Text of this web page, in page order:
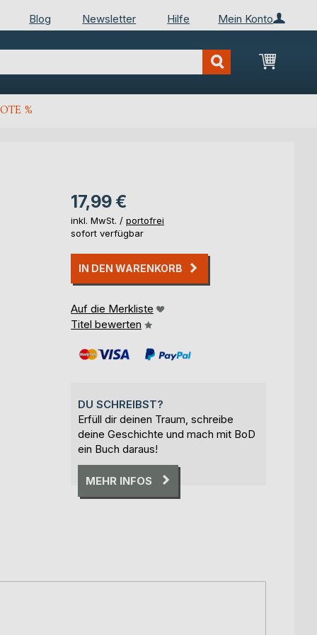
Mein Konto
Blog Newsletter Hilfe
Mein
%
17,99 €
inkl. MwSt. / portofrei
sofort verfügbar
IN DEN WARENKORB
Auf die Merkliste
Titel bewerten
DU SCHREIBST?
Erfüll dir deinen Traum, schreibe
deine Geschichte und mach mit BoD
ein Buch daraus!
MEHR INFOS